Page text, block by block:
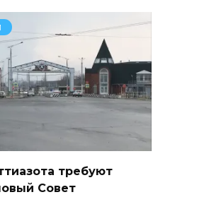
требуют
Совет